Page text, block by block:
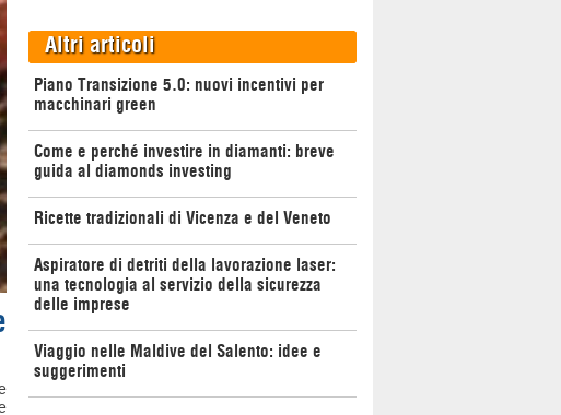
Altri articoli
Piano Transizione 5.0: nuovi incentivi per
macchinari green
Come e perché investire in diamanti: breve
guida al diamonds investing
Ricette tradizionali di Vicenza e del Veneto
Aspiratore di detriti della lavorazione laser:
una tecnologia al servizio della sicurezza
delle imprese
Viaggio nelle Maldive del Salento: idee e
suggerimenti